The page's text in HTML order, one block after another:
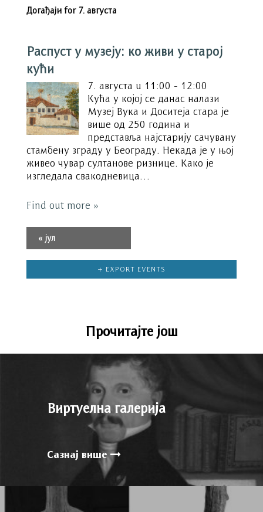
Догађаји for 7. августа
Распуст у музеју: ко живи у старој
кући
7. августа u 11:00 - 12:00
Кућа у којој се данас налази
Музеј Вука и Доситеја стара је
више од 250 година и
представља најстарију сачувану
стамбену зграду у Београду. Некада је у њој
живео чувар султанове ризнице. Како је
изгледала свакодневица…
Find out more »
«јул
+ EXPORT EVENTS
Прочитајте још
Виртуелна галерија
Сазнај више